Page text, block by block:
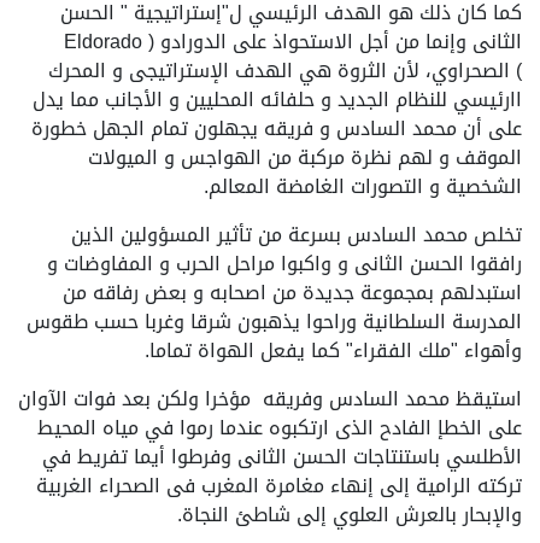
كما كان ذلك هو الهدف الرئيسي ل"إستراتيجية " الحسن
الثانى وإنما من أجل الاستحواذ على الدورادو ( Eldorado
) الصحراوي، لأن الثروة هي الهدف الإستراتيجى و المحرك
اارئيسي للنظام الجديد و حلفائه المحليين و الأجانب مما يدل
على أن محمد السادس و فريقه يجهلون تمام الجهل خطورة
الموقف و لهم نظرة مركبة من الهواجس و الميولات
الشخصية و التصورات الغامضة المعالم.
تخلص محمد السادس بسرعة من تأثير المسؤولين الذين
رافقوا الحسن الثانى و واكبوا مراحل الحرب و المفاوضات و
استبدلهم بمجموعة جديدة من اصحابه و بعض رفاقه من
المدرسة السلطانية وراحوا يذهبون شرقا وغربا حسب طقوس
وأهواء "ملك الفقراء" كما يفعل الهواة تماما.
استيقظ محمد السادس وفريقه مؤخرا ولكن بعد فوات الآوان
على الخطإ الفادح الذى ارتكبوه عندما رموا في مياه المحيط
الأطلسي باستنتاجات الحسن الثانى وفرطوا أيما تفريط في
تركته الرامية إلى إنهاء مغامرة المغرب فى الصحراء الغربية
والإبحار بالعرش العلوي إلى شاطئ النجاة.